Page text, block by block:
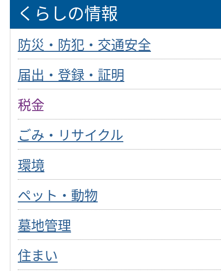
くらしの情報
防災・防犯・交通安全
届出・登録・証明
税金
ごみ・リサイクル
環境
ペット・動物
墓地管理
住まい